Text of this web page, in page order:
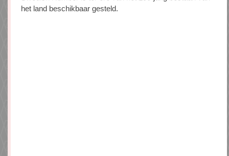
het land beschikbaar gesteld.